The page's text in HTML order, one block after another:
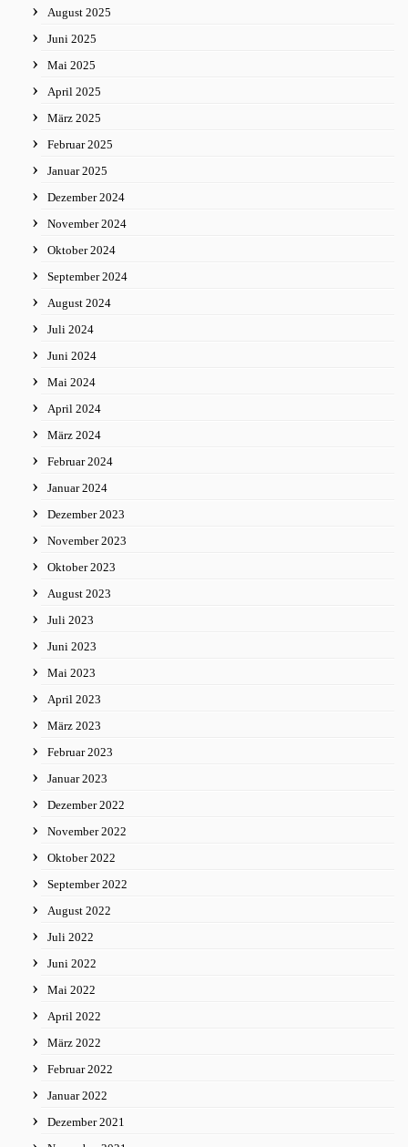
August 2025
Juni 2025
Mai 2025
April 2025
März 2025
Februar 2025
Januar 2025
Dezember 2024
November 2024
Oktober 2024
September 2024
August 2024
Juli 2024
Juni 2024
Mai 2024
April 2024
März 2024
Februar 2024
Januar 2024
Dezember 2023
November 2023
Oktober 2023
August 2023
Juli 2023
Juni 2023
Mai 2023
April 2023
März 2023
Februar 2023
Januar 2023
Dezember 2022
November 2022
Oktober 2022
September 2022
August 2022
Juli 2022
Juni 2022
Mai 2022
April 2022
März 2022
Februar 2022
Januar 2022
Dezember 2021